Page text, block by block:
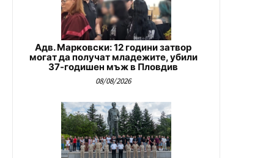
Адв. Марковски: 12 години затвор
могат да получат младежите, убили
37-годишен мъж в Пловдив
08/08/2026